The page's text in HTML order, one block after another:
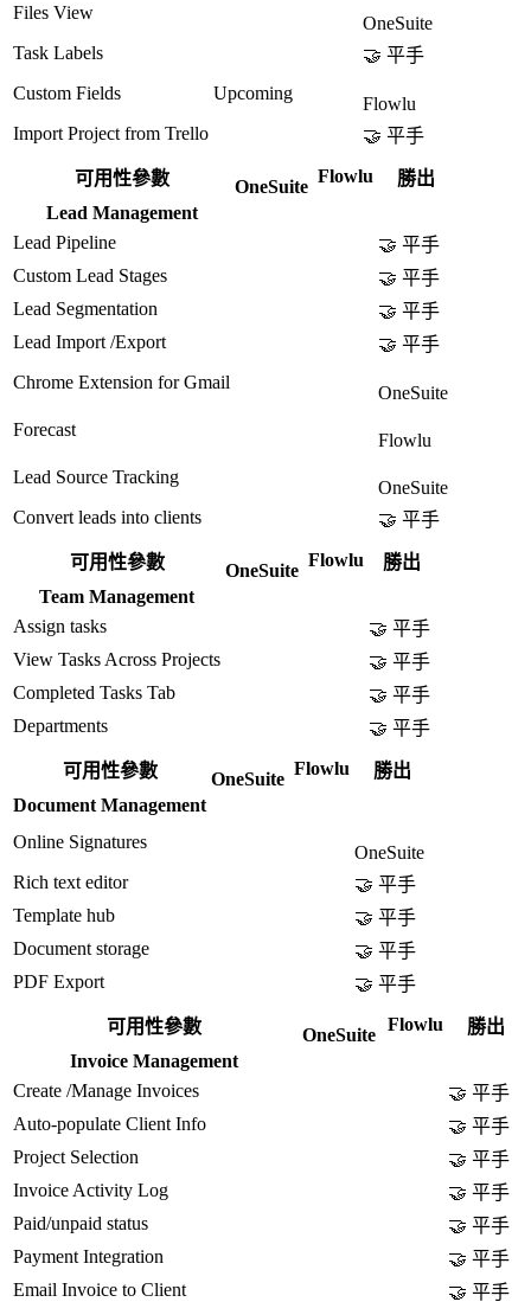
Files View
OneSuite
Task Labels
🤝 平手
Custom Fields
Upcoming
Flowlu
Import Project from Trello
🤝 平手
可用性參數 OneSuite
Flowlu
勝出
Lead Management
Lead Pipeline
🤝 平手
Custom Lead Stages
🤝 平手
Lead Segmentation
🤝 平手
Lead Import /Export
🤝 平手
Chrome Extension for Gmail
OneSuite
Forecast
Flowlu
Lead Source Tracking
OneSuite
Convert leads into clients
🤝 平手
可用性參數 OneSuite
Flowlu
勝出
Team Management
Assign tasks
🤝 平手
View Tasks Across Projects
🤝 平手
Completed Tasks Tab
🤝 平手
Departments
🤝 平手
可用性參數 OneSuite
Flowlu
勝出
Document Management
Online Signatures
OneSuite
Rich text editor
🤝 平手
Template hub
🤝 平手
Document storage
🤝 平手
PDF Export
🤝 平手
可用性參數 OneSuite
Flowlu
勝出
Invoice Management
Create /Manage Invoices
🤝 平手
Auto-populate Client Info
🤝 平手
Project Selection
🤝 平手
Invoice Activity Log
🤝 平手
Paid/unpaid status
🤝 平手
Payment Integration
🤝 平手
Email Invoice to Client
🤝 平手